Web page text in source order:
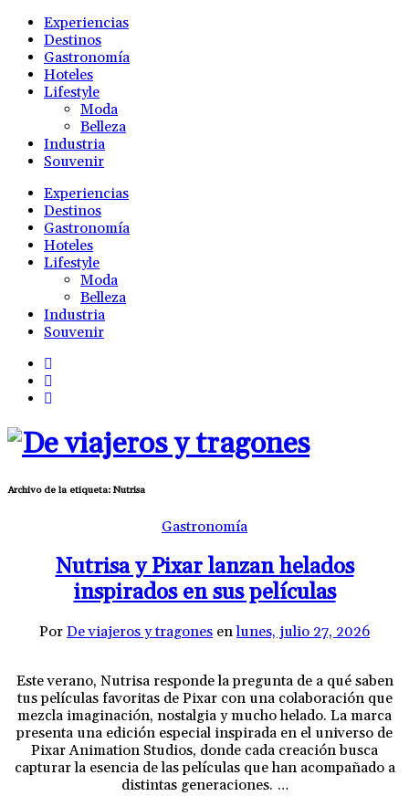
Experiencias
Destinos
Gastronomía
Hoteles
Lifestyle
Moda
Belleza
Industria
Souvenir
Experiencias
Destinos
Gastronomía
Hoteles
Lifestyle
Moda
Belleza
Industria
Souvenir
Archivo de la etiqueta: Nutrisa
Gastronomía
Nutrisa y Pixar lanzan helados
inspirados en sus películas
Por De viajeros y tragones enlunes, julio 27, 2026
Este verano, Nutrisa responde la pregunta de a qué saben
tus películas favoritas de Pixar con una colaboración que
mezcla imaginación, nostalgia y mucho helado. La marca
presenta una edición especial inspirada en el universo de
Pixar Animation Studios, donde cada creación busca
capturar la esencia de las películas que han acompañado a
distintas generaciones. …